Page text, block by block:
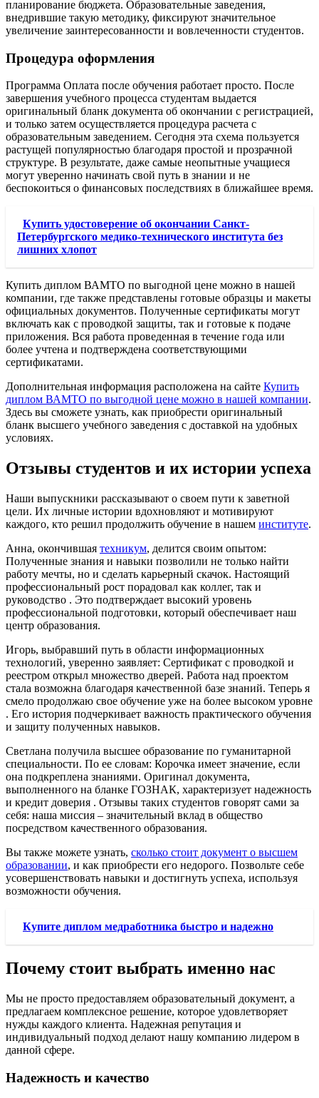
планирование бюджета. Образовательные заведения,
внедрившие такую методику, фиксируют значительное
увеличение заинтересованности и вовлеченности студентов.
Процедура оформления
Программа Оплата после обучения работает просто. После
завершения учебного процесса студентам выдается
оригинальный бланк документа об окончании с регистрацией,
и только затем осуществляется процедура расчета с
образовательным заведением. Сегодня эта схема пользуется
растущей популярностью благодаря простой и прозрачной
структуре. В результате, даже самые неопытные учащиеся
могут уверенно начинать свой путь в знании и не
беспокоиться о финансовых последствиях в ближайшее время.
Купить удостоверение об окончании Санкт-
Петербургского медико-технического института без
лишних хлопот
Купить диплом ВАМТО по выгодной цене можно в нашей
компании, где также представлены готовые образцы и макеты
официальных документов. Полученные сертификаты могут
включать как с проводкой защиты, так и готовые к подаче
приложения. Вся работа проведенная в течение года или
более учтена и подтверждена соответствующими
сертификатами.
Дополнительная информация расположена на сайте Купить
диплом ВАМТО по выгодной цене можно в нашей компании.
Здесь вы сможете узнать, как приобрести оригинальный
бланк высшего учебного заведения с доставкой на удобных
условиях.
Отзывы студентов и их истории успеха
Наши выпускники рассказывают о своем пути к заветной
цели. Их личные истории вдохновляют и мотивируют
каждого, кто решил продолжить обучение в нашем институте.
Анна, окончившая техникум, делится своим опытом:
Полученные знания и навыки позволили не только найти
работу мечты, но и сделать карьерный скачок. Настоящий
профессиональный рост порадовал как коллег, так и
руководство . Это подтверждает высокий уровень
профессиональной подготовки, который обеспечивает наш
центр образования.
Игорь, выбравший путь в области информационных
технологий, уверенно заявляет: Сертификат с проводкой и
реестром открыл множество дверей. Работа над проектом
стала возможна благодаря качественной базе знаний. Теперь я
смело продолжаю свое обучение уже на более высоком уровне
. Его история подчеркивает важность практического обучения
и защиту полученных навыков.
Светлана получила высшее образование по гуманитарной
специальности. По ее словам: Корочка имеет значение, если
она подкреплена знаниями. Оригинал документа,
выполненного на бланке ГОЗНАК, характеризует надежность
и кредит доверия . Отзывы таких студентов говорят сами за
себя: наша миссия – значительный вклад в общество
посредством качественного образования.
Вы также можете узнать, сколько стоит документ о высшем
образовании, и как приобрести его недорого. Позвольте себе
усовершенствовать навыки и достигнуть успеха, используя
возможности обучения.
Купите диплом медработника быстро и надежно
Почему стоит выбрать именно нас
Мы не просто предоставляем образовательный документ, а
предлагаем комплексное решение, которое удовлетворяет
нужды каждого клиента. Надежная репутация и
индивидуальный подход делают нашу компанию лидером в
данной сфере.
Надежность и качество